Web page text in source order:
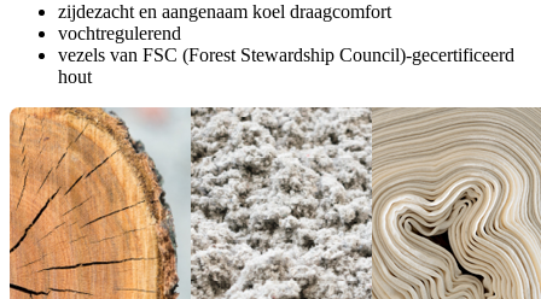
zijdezacht en aangenaam koel draagcomfort
vochtregulerend
vezels van FSC (Forest Stewardship Council)-gecertificeerd
hout